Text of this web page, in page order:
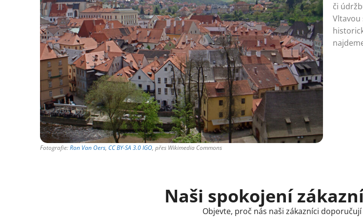
Fotografie:Ron Van Oers, CC BY-SA 3.0 IGO, přes Wikimedia Commons
či
Vltavou
Naši spokojení
Objevte, proč nás naši zákazníci